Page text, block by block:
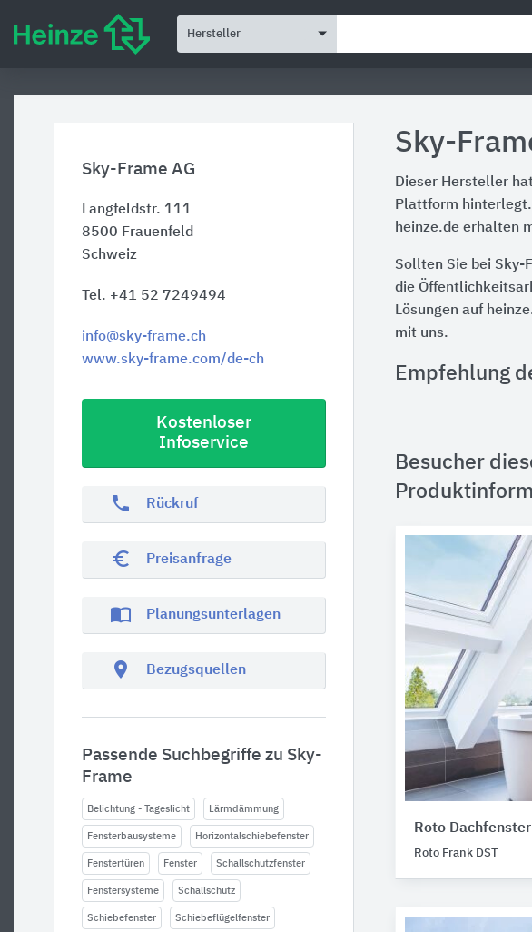
Hersteller
Sky-Frame AG
Langfeldstr. 111
8500 Frauenfeld
Schweiz
Tel. +41 52 7249494
info@sky-frame.ch
www.sky-frame.com/de-ch
Kostenloser
Infoservice
phone Rückruf
euro_symbol Preisanfrage
import_contacts Planungsunterlagen
location_on Bezugsquellen
Passende Suchbegriffe zu Sky-
Frame
Belichtung - Tageslicht Lärmdämmung
Fensterbausysteme Horizontalschiebefenster
Fenstertüren Fenster Schallschutzfenster
Fenstersysteme Schallschutz
Schiebefenster Schiebeflügelfenster
Sky-
Dieser Hersteller
Plattform
heinze.de erhalten
Sollten Sie bei
die
Lösungen auf
mit uns.
Empfehlung
Besucher
Roto Dachfenster
Roto Frank DST